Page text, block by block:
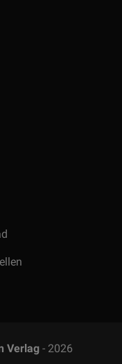
Verlag- 2026